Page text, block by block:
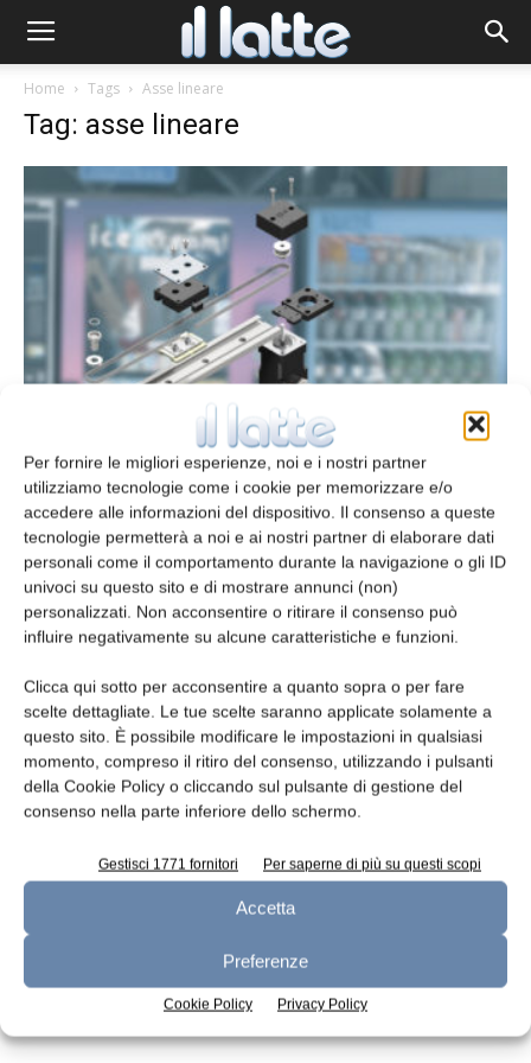
Per fornire le migliori esperienze, noi e i nostri partner
utilizziamo tecnologie come i cookie per memorizzare e/o
accedere alle informazioni del dispositivo. Il consenso a queste
tecnologie permetterà a noi e ai nostri partner di elaborare dati
personali come il comportamento durante la navigazione o gli ID
univoci su questo sito e di mostrare annunci (non)
personalizzati. Non acconsentire o ritirare il consenso può
influire negativamente su alcune caratteristiche e funzioni.
Clicca qui sotto per acconsentire a quanto sopra o per fare
scelte dettagliate. Le tue scelte saranno applicate solamente a
questo sito. È possibile modificare le impostazioni in qualsiasi
momento, compreso il ritiro del consenso, utilizzando i pulsanti
della Cookie Policy o cliccando sul pulsante di gestione del
consenso nella parte inferiore dello schermo.
Gestisci 1771 fornitori Per saperne di più su questi scopi
Accetta
Preferenze
Cookie Policy Privacy Policy
Home Tags Asse lineare
Tag: asse lineare
Asse lineare esente da lubrificazione
redazione 28 Febbraio 2020
Leggi la rivista
n.6 - Giugno 2026 n.5 - Maggio 2026
Edicola Web